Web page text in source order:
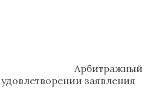
Арбитражный
заявления